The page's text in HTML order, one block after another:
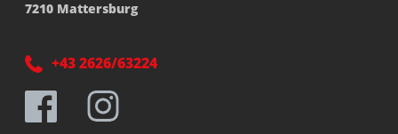
7210 Mattersburg
+43 2626/63224